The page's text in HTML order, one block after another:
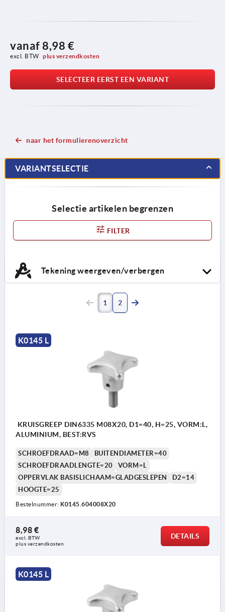
vanaf 8,98 €
excl. BTW plus verzendkosten
SELECTEER EERST EEN VARIANT
naar het formulierenoverzicht
VARIANTSELECTIE
Selectie artikelen begrenzen
FILTER
Tekening weergeven/verbergen
1 2
K0145 L
KRUISGREEP DIN6335 M08X20, D1=40, H=25, VORM:L,
ALUMINIUM, BEST:RVS
SCHROEFDRAAD=M8
BUITENDIAMETER=40
SCHROEFDRAADLENGTE=20
VORM=L
OPPERVLAK BASISLICHAAM=GLADGESLEPEN
D2=14
HOOGTE=25
Bestelnummer: K0145.604008X20
8,98 €
excl. BTW
plus verzendkosten
DETAILS
K0145 L